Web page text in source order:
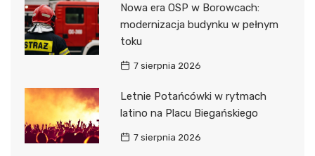
Nowa era OSP w Borowcach:
modernizacja budynku w pełnym
toku
7 sierpnia 2026
Letnie Potańcówki w rytmach
latino na Placu Biegańskiego
7 sierpnia 2026